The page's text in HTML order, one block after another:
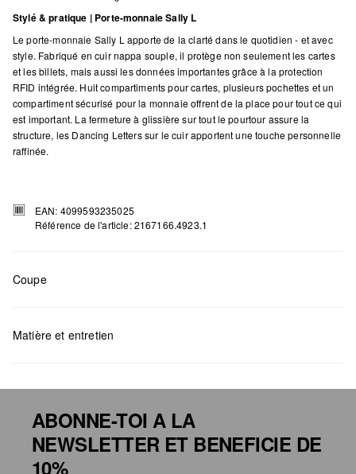
Stylé & pratique | Porte-monnaie Sally L
Le porte-monnaie Sally L apporte de la clarté dans le quotidien - et avec
style. Fabriqué en cuir nappa souple, il protège non seulement les cartes
et les billets, mais aussi les données importantes grâce à la protection
RFID intégrée. Huit compartiments pour cartes, plusieurs pochettes et un
compartiment sécurisé pour la monnaie offrent de la place pour tout ce qui
est important. La fermeture à glissière sur tout le pourtour assure la
structure, les Dancing Letters sur le cuir apportent une touche personnelle
raffinée.
EAN: 4099593235025
Référence de l'article: 2167166.4923.1
Coupe
Matière et entretien
ABONNE-TOI A LA
NEWSLETTER ET BENEFICIE DE
10%